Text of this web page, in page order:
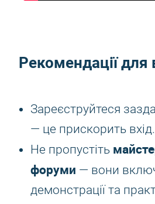
Рекомендації для
Зареєструйтеся
— це прискорить вхід.
Не пропустіть
форуми — вони
демонстрації та